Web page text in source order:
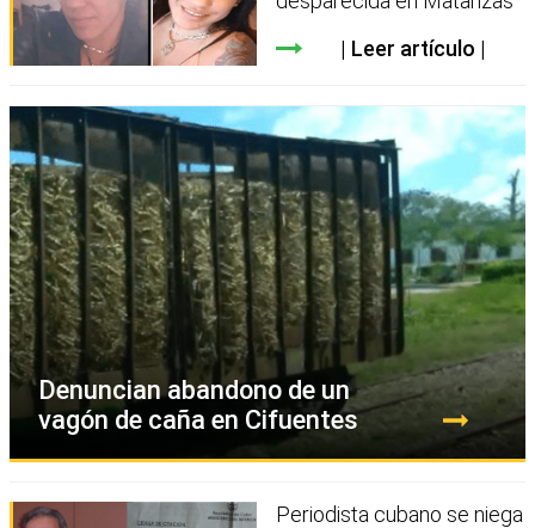
Leer artículo
Denuncian abandono de un
vagón de caña en Cifuentes
Periodista cubano se niega